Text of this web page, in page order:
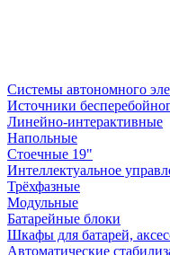
Системы автономного
Источники
Линейно-интерактивные
Напольные
Стоечные 19"
Интеллектуальное
Трёхфазные
Модульные
Батарейные блоки
Шкафы для батарей,
Автоматические